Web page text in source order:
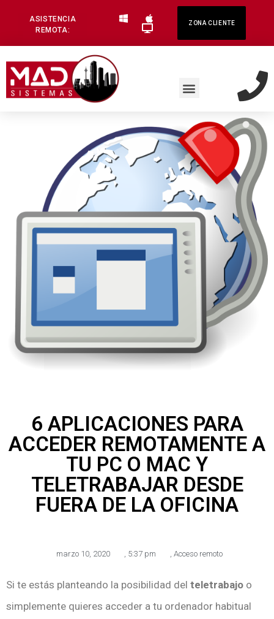
ASISTENCIA
REMOTA:
ZONA CLIENTE
6 APLICACIONES PARA
ACCEDER REMOTAMENTE A
TU PC O MAC Y
TELETRABAJAR DESDE
FUERA DE LA OFICINA
marzo 10, 2020 , 5:37 pm , Acceso remoto
Si te estás planteando la posibilidad del teletrabajo o
simplemente quieres acceder a tu ordenador habitual